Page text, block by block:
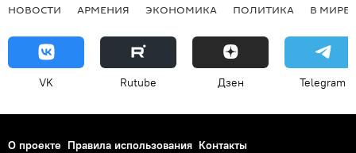
НОВОСТИ АРМЕНИЯ ЭКОНОМИКА ПОЛИТИКА В МИРЕ
VK Rutube Дзен Telegram
О проекте Правила использования Контакты